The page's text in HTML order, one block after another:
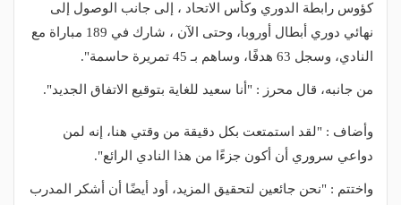
كؤوس رابطة الدوري وكأس الاتحاد ، إلى جانب الوصول إلى
نهائي دوري أبطال أوروبا، وحتى الآن ، شارك في 189 مباراة مع
النادي، وسجل 63 هدفًا، وساهم بـ 45 تمريرة حاسمة".
من جانبه، قال محرز : "أنا سعيد للغاية بتوقيع الاتفاق الجديد".
وأضاف : "لقد استمتعت بكل دقيقة من وقتي هنا، إنه لمن
دواعي سروري أن أكون جزءًا من هذا النادي الرائع".
واختتم : "نحن جائعين لتحقيق المزيد، أود أيضًا أن أشكر المدرب